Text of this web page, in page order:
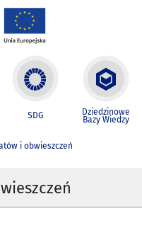
SDG Dziedzinowe
Bazy Wiedzy
i obwieszczeń